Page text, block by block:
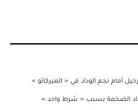
أمام نجم الوداد في « الميركاتو »
الضخمة بسبب « شرط واحد »